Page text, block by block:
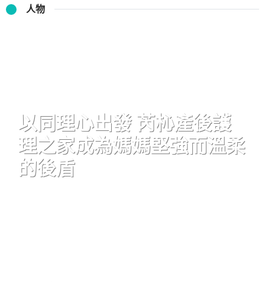
人物
以同理心出發 芮杺產後護
理之家成為媽媽堅強而溫柔
的後盾